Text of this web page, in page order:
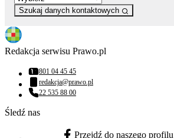
Szukaj danych kontaktowych
Redakcja serwisu Prawo.pl
Numer telefonu:
801 04 45 45
Adres email:
redakcja@prawo.pl
Numer telefonu:
22 535 88 00
Śledź nas
Przejdź do naszego